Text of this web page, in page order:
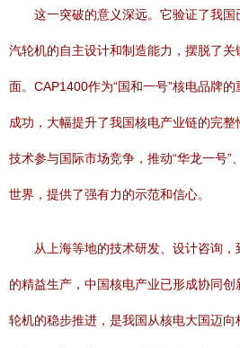
这一突破的意义深远。它验证了我
汽轮机的自主设计和制造能力，摆脱了
面。CAP1400作为“国和一号”核电品牌
成功，大幅提升了我国核电产业链的完
技术参与国际市场竞争，推动“华龙一号”
世界，提供了强有力的示范和信心。
从上海等地的技术研发、设计咨询
的精益生产，中国核电产业已形成协同
轮机的稳步推进，是我国从核电大国迈